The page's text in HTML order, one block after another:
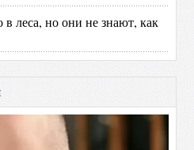
леса, но они не знают, как